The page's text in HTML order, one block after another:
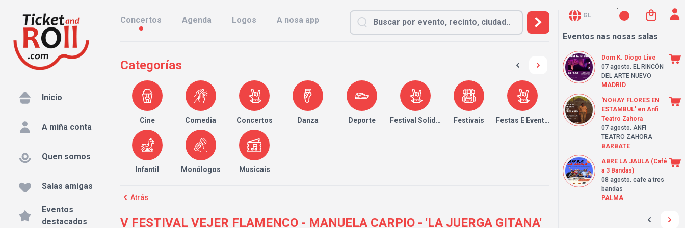
Inicio
A miña conta
Quen somos
Salas amigas
Eventos
destacados
Concertos Agenda Logos A nosa app
Categorías
Cine Comedia Concertos Danza Deporte Festival Solidario Festivais Festas E Eventos
Infantil Monólogos Musicais
Atrás
V FESTIVAL VEJER FLAMENCO - MANUELA CARPIO - 'LA JUERGA GITANA'
GL
Eventos nas nosas salas
Dom K. Diogo Live
07 agosto. EL RINCÓN
DEL ARTE NUEVO
MADRID
'NOHAY FLORES EN
ESTAMBUL' en Anfi
Teatro Zahora
07 agosto. ANFI
TEATRO ZAHORA
BARBATE
ABRE LA JAULA (Café
a 3 Bandas)
08 agosto. cafe a tres
bandas
PALMA